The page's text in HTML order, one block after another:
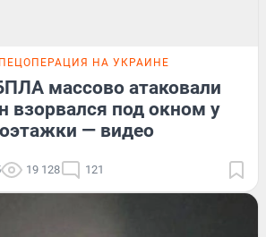
НА УКРАИНЕ
массово атаковали
взорвался под окном у
— видео
19 128 121